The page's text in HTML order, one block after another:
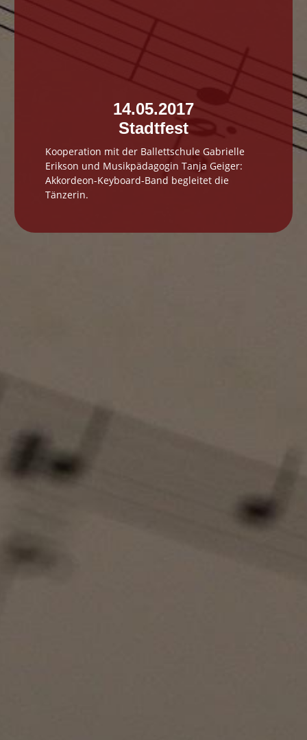
14.05.2017
Stadtfest
Kooperation mit der Ballettschule Gabrielle
Erikson und Musikpädagogin Tanja Geiger:
Akkordeon-Keyboard-Band begleitet die
Tänzerin.